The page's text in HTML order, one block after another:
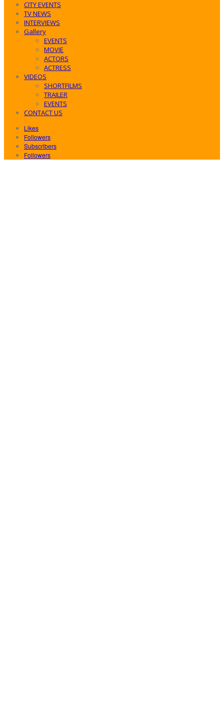
CITY EVENTS
TV NEWS
INTERVIEWS
Gallery
EVENTS
MOVIE
ACTORS
ACTRESS
VIDEOS
SHORTFILMS
TRAILER
EVENTS
CONTACT US
Likes
Followers
Subscribers
Followers